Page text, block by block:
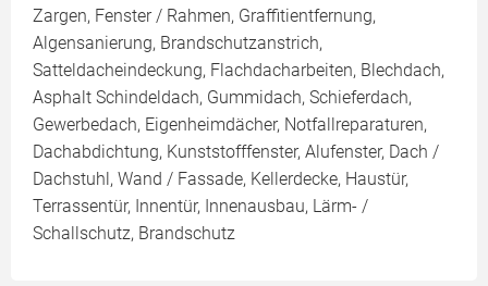
Zargen, Fenster / Rahmen, Graffitientfernung,
Algensanierung, Brandschutzanstrich,
Satteldacheindeckung, Flachdacharbeiten, Blechdach,
Asphalt Schindeldach, Gummidach, Schieferdach,
Gewerbedach, Eigenheimdächer, Notfallreparaturen,
Dachabdichtung, Kunststofffenster, Alufenster, Dach /
Dachstuhl, Wand / Fassade, Kellerdecke, Haustür,
Terrassentür, Innentür, Innenausbau, Lärm- /
Schallschutz, Brandschutz